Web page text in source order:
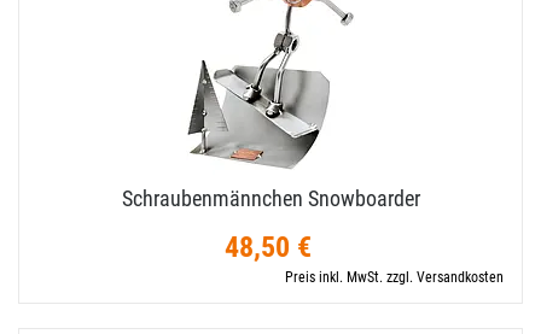
Schraubenmännchen Snowboarder
48,50 €
Preis inkl. MwSt. zzgl. Versandkosten